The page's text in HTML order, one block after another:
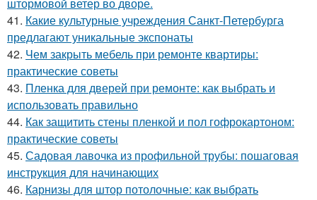
41. Какие культурные учреждения Санкт-Петербурга
предлагают уникальные экспонаты
42. Чем закрыть мебель при ремонте квартиры:
практические советы
43. Пленка для дверей при ремонте: как выбрать и
использовать правильно
44. Как защитить стены пленкой и пол гофрокартоном:
практические советы
45. Садовая лавочка из профильной трубы: пошаговая
инструкция для начинающих
46. Карнизы для штор потолочные: как выбрать